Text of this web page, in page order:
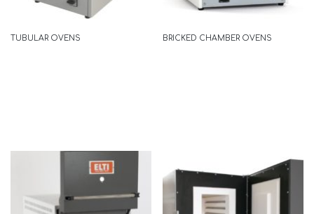
TUBULAR OVENS BRICKED CHAMBER OVENS
READ MORE